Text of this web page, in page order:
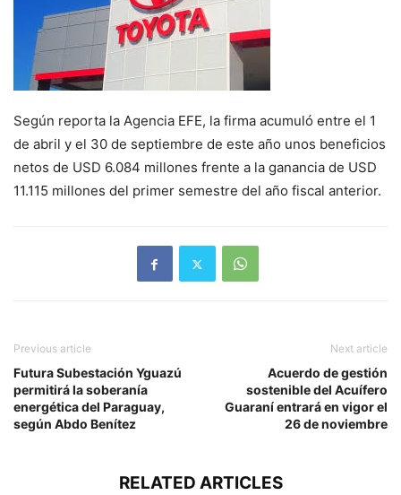
Según reporta la Agencia EFE, la firma acumuló entre el 1
de abril y el 30 de septiembre de este año unos beneficios
netos de USD 6.084 millones frente a la ganancia de USD
11.115 millones del primer semestre del año fiscal anterior.
Previous article
Futura Subestación Yguazú
permitirá la soberanía
energética del Paraguay,
según Abdo Benítez
Next article
Acuerdo de gestión
sostenible del Acuífero
Guaraní entrará en vigor el
26 de noviembre
RELATED ARTICLES